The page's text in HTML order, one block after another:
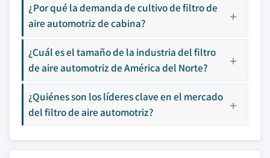
¿Por qué la demanda de cultivo de filtro de
aire automotriz de cabina?
¿Cuál es el tamaño de la industria del filtro
de aire automotriz de América del Norte?
¿Quiénes son los líderes clave en el mercado
del filtro de aire automotriz?